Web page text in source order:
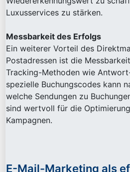
Luxusservices zu stärken.
Messbarkeit des Erfolgs
Ein weiterer Vorteil des
Postadressen ist die
Tracking-Methoden wie
spezielle Buchungscodes kann
welche Sendungen zu
sind wertvoll für die
Kampagnen.
E-Mail-Marketing als